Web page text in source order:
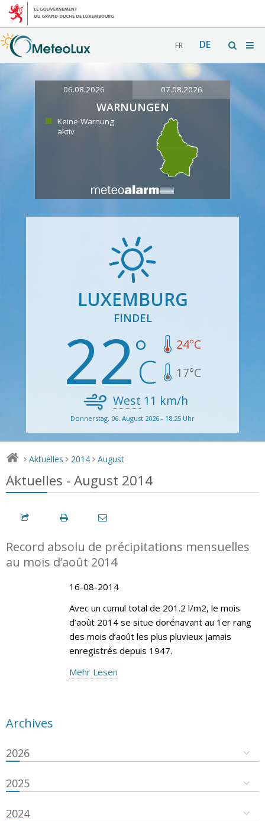
FR DE
06.08.2026 07.08.2026
WARNUNGEN
Keine Warnung
aktiv
LUXEMBURG
FINDEL
22 24°C
17°C
West 11 km/h
Donnerstag, 06. August 2026 - 18:25 Uhr
> Aktuelles > 2014 > August
Aktuelles - August 2014
Record absolu de précipitations mensuelles
au mois d’août 2014
16-08-2014
Avec un cumul total de 201.2 l/m2, le mois
d’août 2014 se situe dorénavant au 1er rang
des mois d‘août les plus pluvieux jamais
enregistrés depuis 1947.
Mehr Lesen
Archives
2026
2025
2024